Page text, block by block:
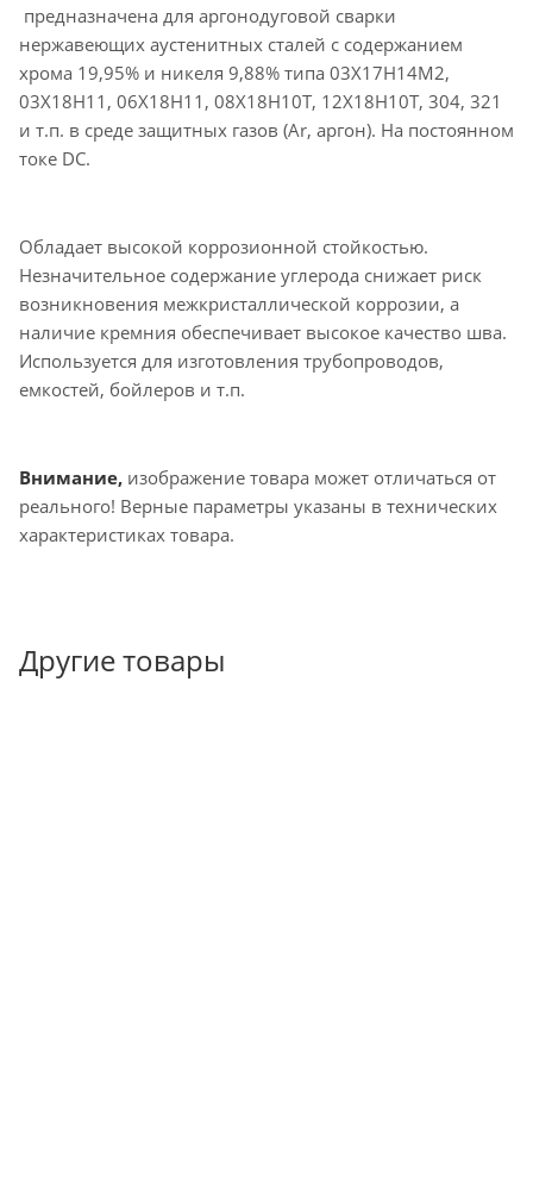
предназначена для аргонодуговой сварки
нержавеющих аустенитных сталей c содержанием
хрома 19,95% и никеля 9,88% типа 03Х17Н14М2,
03Х18Н11, 06Х18Н11, 08Х18Н10Т, 12Х18Н10Т, 304, 321
и т.п. в среде защитных газов (Ar, аргон). На постоянном
токе DC.
Обладает высокой коррозионной стойкостью.
Незначительное содержание углерода снижает риск
возникновения межкристаллической коррозии, а
наличие кремния обеспечивает высокое качество шва.
Используется для изготовления трубопроводов,
емкостей, бойлеров и т.п.
Внимание, изображение товара может отличаться от
реального! Верные параметры указаны в технических
характеристиках товара.
Другие товары